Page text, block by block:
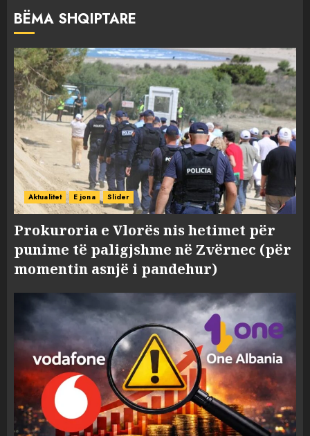
BËMA SHQIPTARE
Aktualitet E jona Slider
Prokuroria e Vlorës nis hetimet për
punime të paligjshme në Zvërnec (për
momentin asnjë i pandehur)